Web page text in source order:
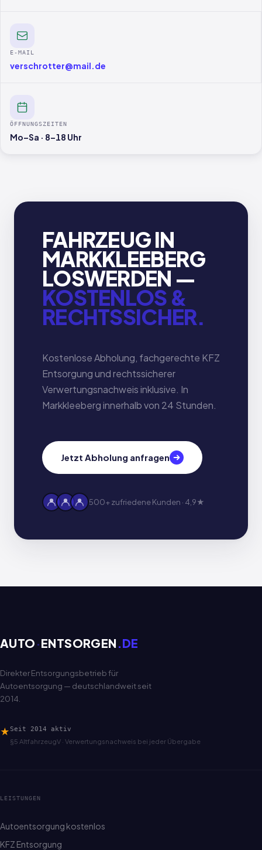
E-MAIL
verschrotter@mail.de
ÖFFNUNGSZEITEN
Mo–Sa · 8–18 Uhr
FAHRZEUG IN
MARKKLEEBERG
LOSWERDEN —
KOSTENLOS &
RECHTSSICHER.
Kostenlose Abholung, fachgerechte KFZ
Entsorgung und rechtssicherer
Verwertungsnachweis inklusive. In
Markkleeberg innerhalb von 24 Stunden.
Jetzt Abholung anfragen
500+ zufriedene Kunden · 4,9★
AUTO ·ENTSORGEN .DE
Direkter Entsorgungsbetrieb für
Autoentsorgung — deutschlandweit seit
2014.
★ Seit 2014 aktiv
§5 AltfahrzeugV · Verwertungsnachweis bei jeder Übergabe
LEISTUNGEN
Autoentsorgung kostenlos
KFZ Entsorgung